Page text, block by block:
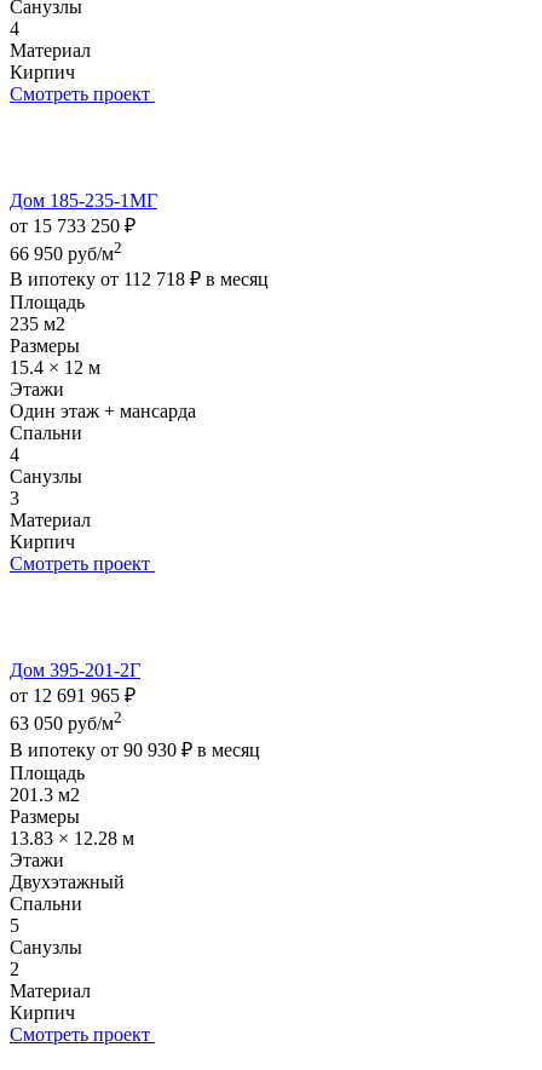
Санузлы
4
Материал
Кирпич
Смотреть проект
Дом 185-235-1МГ
от 15 733 250 ₽
66 950 руб/м2
В ипотеку от 112 718 ₽ в месяц
Площадь
235 м2
Размеры
15.4 × 12 м
Этажи
Один этаж + мансарда
Спальни
4
Санузлы
3
Материал
Кирпич
Смотреть проект
Дом 395-201-2Г
от 12 691 965 ₽
63 050 руб/м2
В ипотеку от 90 930 ₽ в месяц
Площадь
201.3 м2
Размеры
13.83 × 12.28 м
Этажи
Двухэтажный
Спальни
5
Санузлы
2
Материал
Кирпич
Смотреть проект